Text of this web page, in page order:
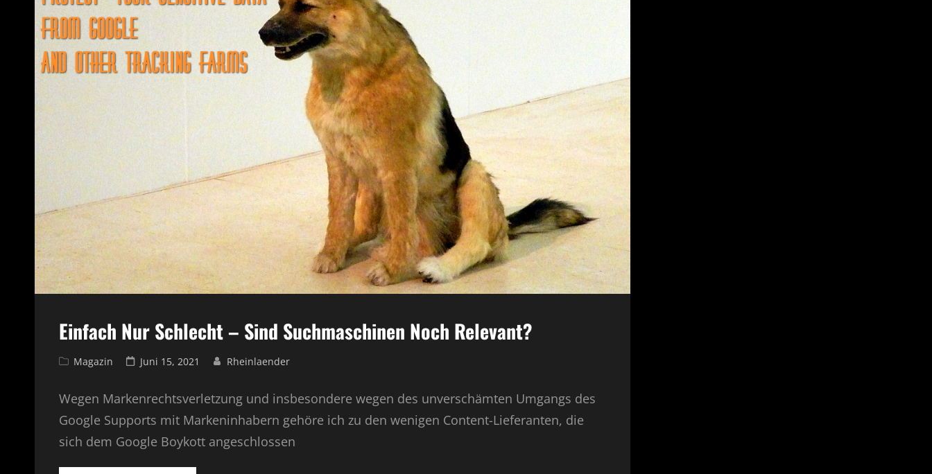
Einfach Nur Schlecht – Sind Suchmaschinen Noch Relevant?
Cat
Magazin
Posted
Juni 15, 2021 Rheinlaender
Wegen Markenrechtsverletzung und insbesondere wegen des unverschämten Umgangs des
Google Supports mit Markeninhabern gehöre ich zu den wenigen Content-Lieferanten, die
sich dem Google Boykott angeschlossen